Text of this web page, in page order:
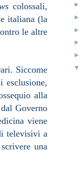
colossali,
italiana (la
le altre
Siccome
esclusione,
alla
Governo
viene
televisivi a
una
►
►
►
►
►
▼